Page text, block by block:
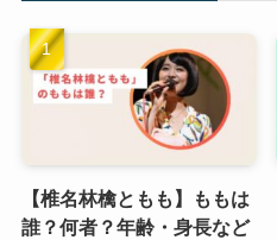
【椎名林檎ともも】ももは
誰？何者？年齢・身長など